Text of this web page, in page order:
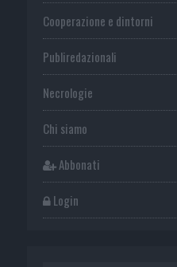
Cooperazione e dintorni
Publiredazionali
Necrologie
Chi siamo
Abbonati
Login